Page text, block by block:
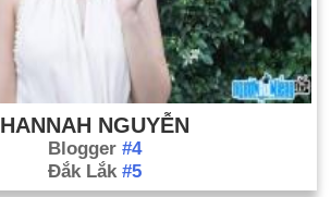
HANNAH NGUYỄN
Blogger #4
Đắk Lắk #5